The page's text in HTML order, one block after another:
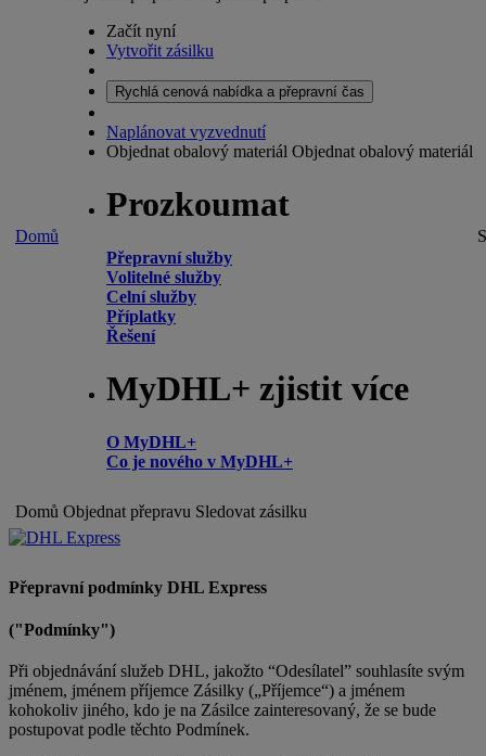
Domů
Začít nyní
Vytvořit zásilku
Rychlá cenová nabídka a přepravní čas
Naplánovat vyzvednutí
Objednat obalový materiál Objednat obalový materiál
Prozkoumat
Přepravní služby
Volitelné služby
Celní služby
Příplatky
Řešení
MyDHL+ zjistit více
O MyDHL+
Co je nového v MyDHL+
Domů Objednat přepravu Sledovat zásilku
Přepravní podmínky DHL Express
("Podmínky")
Při objednávání služeb DHL, jakožto “Odesílatel” souhlasíte svým
jménem, jménem příjemce Zásilky („Příjemce“) a jménem
kohokoliv jiného, kdo je na Zásilce zainteresovaný, že se bude
postupovat podle těchto Podmínek.